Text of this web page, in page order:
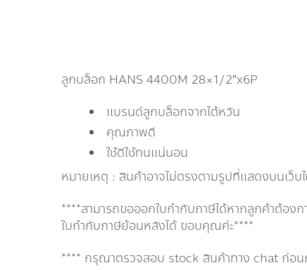
ลูกบล็อก HANS 4400M 28×1/2″x6P
แบรนด์ลูกบล็อกจากไต้หวัน
คุณภาพดี
ใช้ดีใช้ทนแน่นอน
หมายเหตุ : สินค้าอาจไม่ตรงตามรูปที่แสดงบนเว็
****สามารถขอออกใบกำกับภาษีได้หากลูกค้าต้อง
ใบกำกับภาษีย้อนหลังได้ ขอบคุณค่ะ****
**** กรุณาตรวจสอบ stock สินค้าทาง chat ก่อ